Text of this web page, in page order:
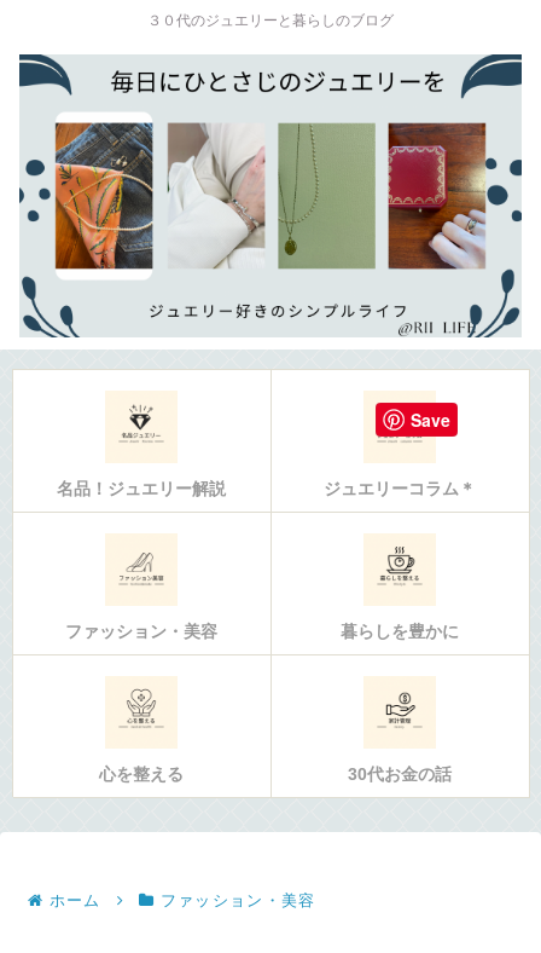
３０代のジュエリーと暮らしのブログ
名品！ジュエリー解説 ジュエリーコラム＊
ファッション・美容 暮らしを豊かに
心を整える 30代お金の話
ホーム ファッション・美容
Save